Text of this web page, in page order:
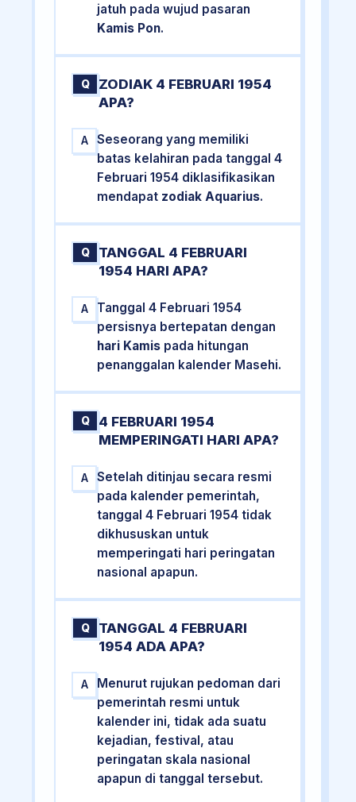
jatuh pada wujud pasaran
Kamis Pon.
Q
ZODIAK 4 FEBRUARI 1954
APA?
A
Seseorang yang memiliki
batas kelahiran pada tanggal 4
Februari 1954 diklasifikasikan
mendapat zodiak Aquarius.
Q
TANGGAL 4 FEBRUARI
1954 HARI APA?
A
Tanggal 4 Februari 1954
persisnya bertepatan dengan
hari Kamis pada hitungan
penanggalan kalender Masehi.
Q
4 FEBRUARI 1954
MEMPERINGATI HARI APA?
A
Setelah ditinjau secara resmi
pada kalender pemerintah,
tanggal 4 Februari 1954 tidak
dikhususkan untuk
memperingati hari peringatan
nasional apapun.
Q
TANGGAL 4 FEBRUARI
1954 ADA APA?
A
Menurut rujukan pedoman dari
pemerintah resmi untuk
kalender ini, tidak ada suatu
kejadian, festival, atau
peringatan skala nasional
apapun di tanggal tersebut.